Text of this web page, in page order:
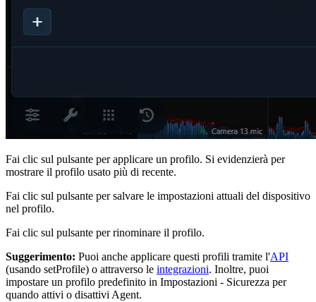
Fai clic sul pulsante per applicare un profilo. Si evidenzierà per
mostrare il profilo usato più di recente.
Fai clic sul pulsante per salvare le impostazioni attuali del dispositivo
nel profilo.
Fai clic sul pulsante per rinominare il profilo.
Suggerimento: Puoi anche applicare questi profili tramite l'API
(usando setProfile) o attraverso le integrazioni. Inoltre, puoi
impostare un profilo predefinito in Impostazioni - Sicurezza per
quando attivi o disattivi Agent.